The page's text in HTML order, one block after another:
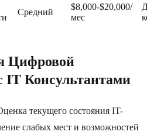
Средний
$8,000-$20,000/
мес
Цифровой
IT Консультантами
текущего состояния IT-
слабых мест и возможностей